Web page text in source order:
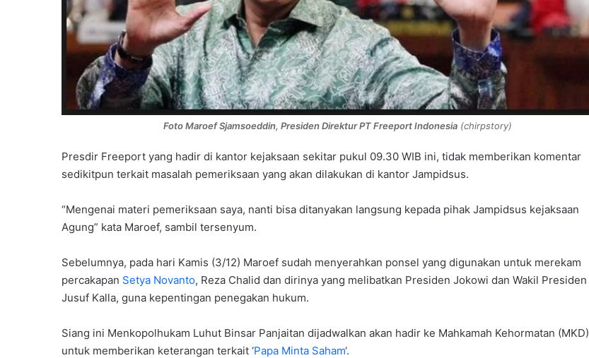
Foto Maroef Sjamsoeddin, Presiden Direktur PT Freeport Indonesia(chirpstory)
Presdir Freeport yang hadir di kantor kejaksaan sekitar pukul 09.30 WIB ini, tidak memberikan komentar
sedikitpun terkait masalah pemeriksaan yang akan dilakukan di kantor Jampidsus.
“Mengenai materi pemeriksaan saya, nanti bisa ditanyakan langsung kepada pihak Jampidsus kejaksaan
Agung” kata Maroef, sambil tersenyum.
Sebelumnya, pada hari Kamis (3/12) Maroef sudah menyerahkan ponsel yang digunakan untuk merekam
percakapan Setya Novanto, Reza Chalid dan dirinya yang melibatkan Presiden Jokowi dan Wakil Presiden
Jusuf Kalla, guna kepentingan penegakan hukum.
Siang ini Menkopolhukam Luhut Binsar Panjaitan dijadwalkan akan hadir ke Mahkamah Kehormatan (MKD)
untuk memberikan keterangan terkait ‘Papa Minta Saham‘.